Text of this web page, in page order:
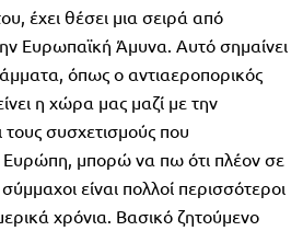
έχει θέσει μια σειρά από
Ευρωπαϊκή Άμυνα. Αυτό σημαίνει
όπως ο αντιαεροπορικός
η χώρα μας μαζί με την
συσχετισμούς που
μπορώ να πω ότι πλέον σε
είναι πολλοί περισσότεροι
χρόνια. Βασικό ζητούμενο